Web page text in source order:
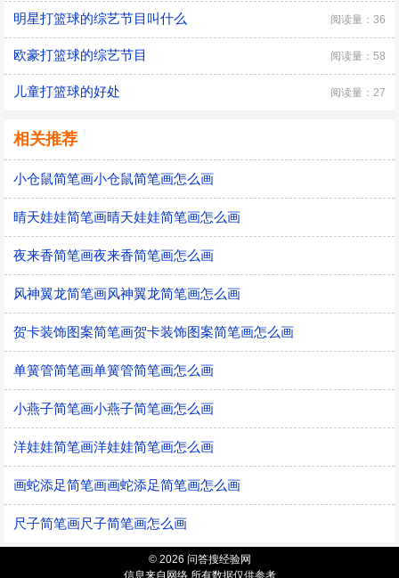
明星打篮球的综艺节目叫什么 阅读量：36
欧豪打篮球的综艺节目 阅读量：58
儿童打篮球的好处 阅读量：27
相关推荐
小仓鼠简笔画小仓鼠简笔画怎么画
晴天娃娃简笔画晴天娃娃简笔画怎么画
夜来香简笔画夜来香简笔画怎么画
风神翼龙简笔画风神翼龙简笔画怎么画
贺卡装饰图案简笔画贺卡装饰图案简笔画怎么画
单簧管简笔画单簧管简笔画怎么画
小燕子简笔画小燕子简笔画怎么画
洋娃娃简笔画洋娃娃简笔画怎么画
画蛇添足简笔画画蛇添足简笔画怎么画
尺子简笔画尺子简笔画怎么画
© 2026 问答搜经验网
信息来自网络 所有数据仅供参考